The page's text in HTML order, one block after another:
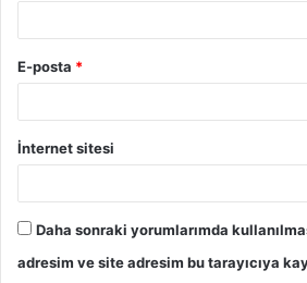
E-posta *
İnternet sitesi
Daha sonraki yorumlarımda
adresim ve site adresim bu tarayıcıya